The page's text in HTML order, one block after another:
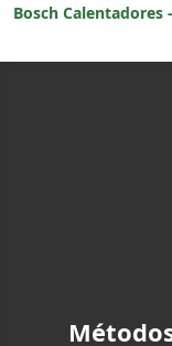
Bosch Calentadores